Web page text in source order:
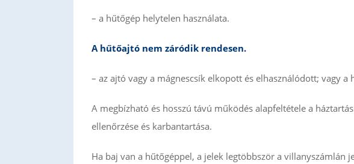
– a hűtőgép helytelen használata.
A hűtőajtó nem záródik rendesen.
– az ajtó vagy a mágnescsík elkopott és elhasználódott; vagy
A megbízható és hosszú távú működés alapfeltétele a
ellenőrzése és karbantartása.
Ha baj van a hűtőgéppel, a jelek legtöbbször a villanyszámlán